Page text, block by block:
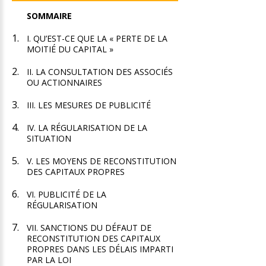
SOMMAIRE
I. QU’EST-CE QUE LA « PERTE DE LA
MOITIÉ DU CAPITAL »
II. LA CONSULTATION DES ASSOCIÉS
OU ACTIONNAIRES
III. LES MESURES DE PUBLICITÉ
IV. LA RÉGULARISATION DE LA
SITUATION
V. LES MOYENS DE RECONSTITUTION
DES CAPITAUX PROPRES
VI. PUBLICITÉ DE LA
RÉGULARISATION
VII. SANCTIONS DU DÉFAUT DE
RECONSTITUTION DES CAPITAUX
PROPRES DANS LES DÉLAIS IMPARTI
PAR LA LOI